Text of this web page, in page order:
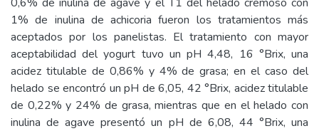
1% de inulina de achicoria fueron los tratamientos más
aceptados por los panelistas. El tratamiento con mayor
aceptabilidad del yogurt tuvo un pH 4,48, 16 °Brix, una
acidez titulable de 0,86% y 4% de grasa; en el caso del
helado se encontró un pH de 6,05, 42 °Brix, acidez titulable
de 0,22% y 24% de grasa, mientras que en el helado con
inulina de agave presentó un pH de 6,08, 44 °Brix, una